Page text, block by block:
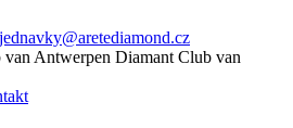
Antwerpen Diamant Club van